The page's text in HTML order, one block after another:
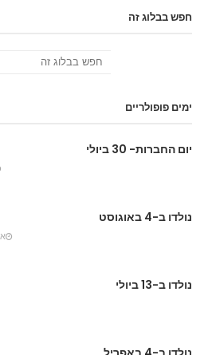
חפש בבלוג זה
ימים פופולריים
יום החברות- 30 ביולי
נולדו ב-4 באוגוסט
נולדו ב-13 ביולי